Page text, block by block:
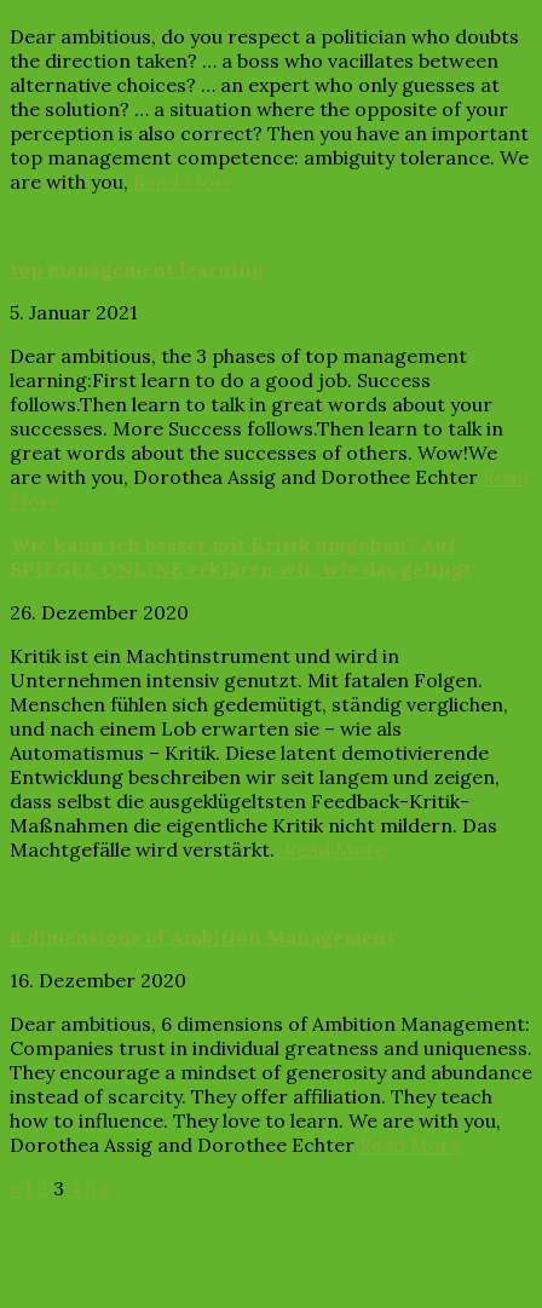
Dear ambitious, do you respect a politician who doubts
the direction taken? … a boss who vacillates between
alternative choices? … an expert who only guesses at
the solution? … a situation where the opposite of your
perception is also correct? Then you have an important
top management competence: ambiguity tolerance. We
are with you, Read More
top management learning
5. Januar 2021
Dear ambitious, the 3 phases of top management
learning:First learn to do a good job. Success
follows.Then learn to talk in great words about your
successes. More Success follows.Then learn to talk in
great words about the successes of others. Wow!We
are with you, Dorothea Assig and Dorothee Echter Read
More
Wie kann ich besser mit Kritik umgehen? Auf
SPIEGEL ONLINE erklären wir, wie das gelingt
26. Dezember 2020
Kritik ist ein Machtinstrument und wird in
Unternehmen intensiv genutzt. Mit fatalen Folgen.
Menschen fühlen sich gedemütigt, ständig verglichen,
und nach einem Lob erwarten sie – wie als
Automatismus – Kritik. Diese latent demotivierende
Entwicklung beschreiben wir seit langem und zeigen,
dass selbst die ausgeklügeltsten Feedback-Kritik-
Maßnahmen die eigentliche Kritik nicht mildern. Das
Machtgefälle wird verstärkt. Read More
6 dimensions of Ambition Management
16. Dezember 2020
Dear ambitious, 6 dimensions of Ambition Management:
Companies trust in individual greatness and uniqueness.
They encourage a mindset of generosity and abundance
instead of scarcity. They offer affiliation. They teach
how to influence. They love to learn. We are with you,
Dorothea Assig and Dorothee Echter Read More
« 1 2 3 4 5 »